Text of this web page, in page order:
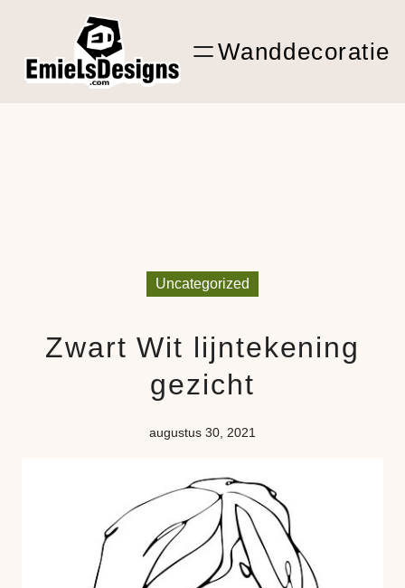
inhoud
Shop Kunst
Wanddecoratie
Uncategorized
Zwart Wit lijntekening
gezicht
augustus 30, 2021